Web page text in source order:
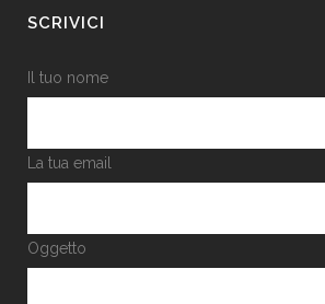
SCRIVICI
Il tuo nome
La tua email
Oggetto